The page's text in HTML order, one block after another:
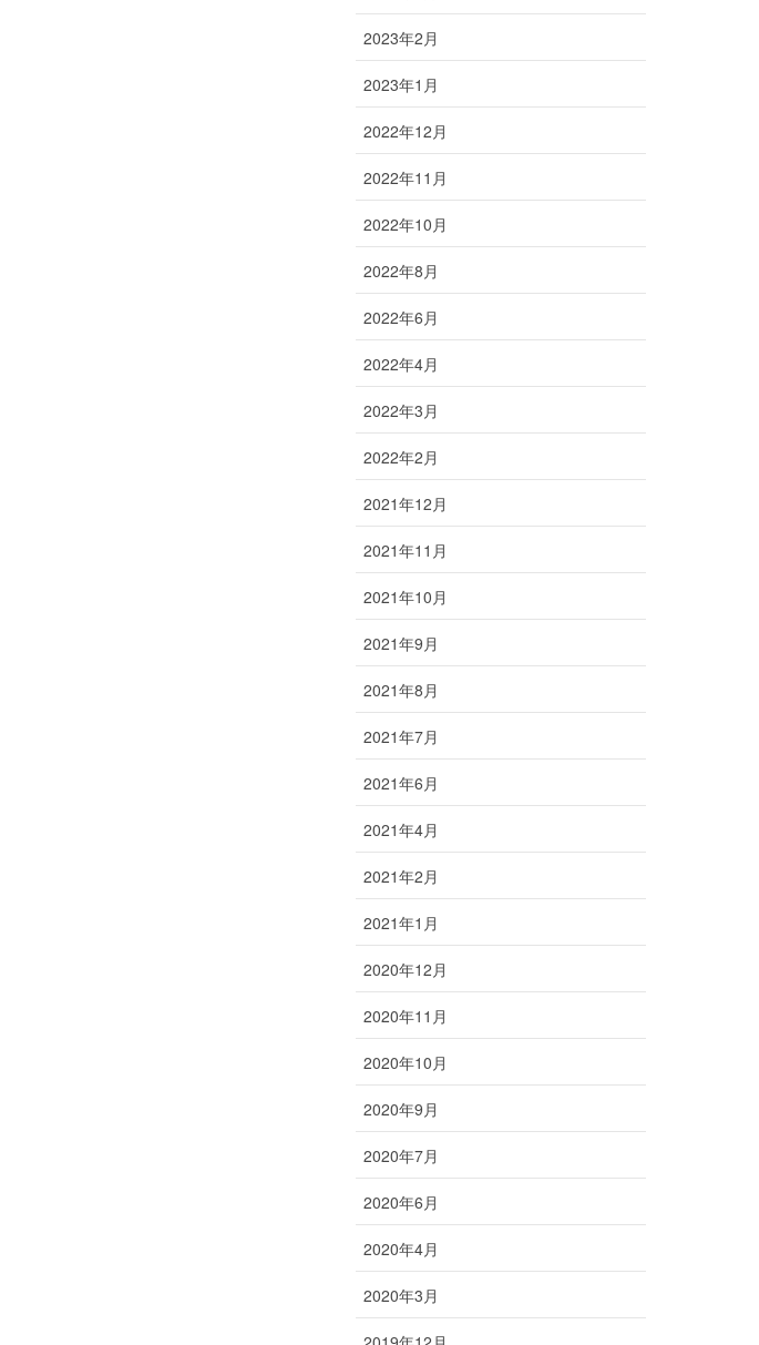
2023年2月
2023年1月
2022年12月
2022年11月
2022年10月
2022年8月
2022年6月
2022年4月
2022年3月
2022年2月
2021年12月
2021年11月
2021年10月
2021年9月
2021年8月
2021年7月
2021年6月
2021年4月
2021年2月
2021年1月
2020年12月
2020年11月
2020年10月
2020年9月
2020年7月
2020年6月
2020年4月
2020年3月